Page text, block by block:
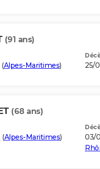
(91 ans)
(Alpes-Maritimes) 25/
(68 ans)
(Alpes-Maritimes) 03/